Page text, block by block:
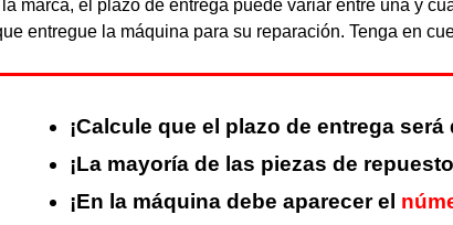
marca, el plazo de entrega puede variar entre una y
entregue la máquina para su reparación. Tenga en
¡Calcule que el plazo de entrega será
¡La mayoría de las piezas de repuesto
¡En la máquina debe aparecer el